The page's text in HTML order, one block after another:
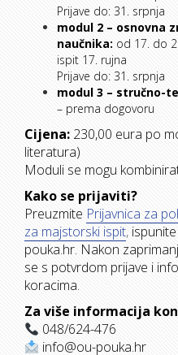
Prijave do: 31. srpnja
modul 2 – osnovna
naučnika: od 17. do
ispit 17. rujna
Prijave do: 31. srpnja
modul 3 – stručno-
– prema dogovoru
Cijena: 230,00 eura po
literatura)
Moduli se mogu
Kako se prijaviti?
Preuzmite Prijavnica za
za majstorski ispit,
pouka.hr. Nakon
se s potvrdom prijave i
koracima.
Za više informacija
048/624-476
info@ou-pouka.hr